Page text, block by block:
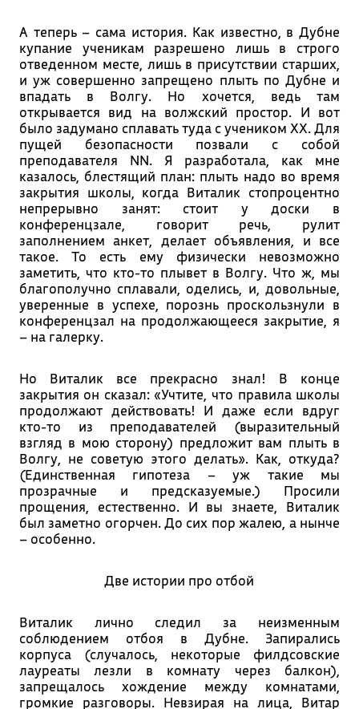
А теперь – сама история. Как известно, в Дубне
купание ученикам разрешено лишь в строго
отведенном месте, лишь в присутствии старших,
и уж совершенно запрещено плыть по Дубне и
впадать в Волгу. Но хочется, ведь там
открывается вид на волжский простор. И вот
было задумано сплавать туда с учеником ХХ. Для
пущей безопасности позвали с собой
преподавателя NN. Я разработала, как мне
казалось, блестящий план: плыть надо во время
закрытия школы, когда Виталик стопроцентно
непрерывно занят: стоит у доски в
конференцзале, говорит речь, рулит
заполнением анкет, делает объявления, и все
такое. То есть ему физически невозможно
заметить, что кто-то плывет в Волгу. Что ж, мы
благополучно сплавали, оделись, и, довольные,
уверенные в успехе, порознь проскользнули в
конференцзал на продолжающееся закрытие, я
– на галерку.
Но Виталик все прекрасно знал! В конце
закрытия он сказал: «Учтите, что правила школы
продолжают действовать! И даже если вдруг
кто-то из преподавателей (выразительный
взгляд в мою сторону) предложит вам плыть в
Волгу, не советую этого делать». Как, откуда?
(Единственная гипотеза – уж такие мы
прозрачные и предсказуемые.) Просили
прощения, естественно. И вы знаете, Виталик
был заметно огорчен. До сих пор жалею, а нынче
– особенно.
Две истории про отбой
Виталик лично следил за неизменным
соблюдением отбоя в Дубне. Запирались
корпуса (случалось, некоторые филдсовские
лауреаты лезли в комнату через балкон),
запрещалось хождение между комнатами,
громкие разговоры. Невзирая на лица, Витар